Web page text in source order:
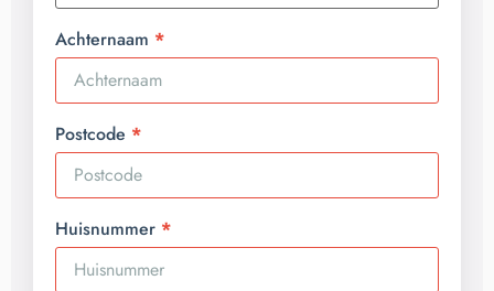
Achternaam
Postcode
Huisnummer